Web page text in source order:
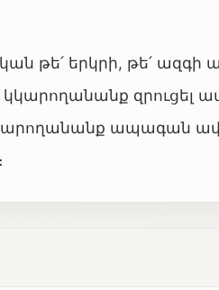
թե՛ երկրի, թե՛
զրուցել
ապագան